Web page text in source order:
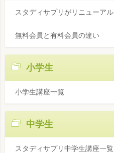
スタディサプリがリニューアル
無料会員と有料会員の違い
小学生
小学生講座一覧
中学生
スタディサプリ中学生講座一覧